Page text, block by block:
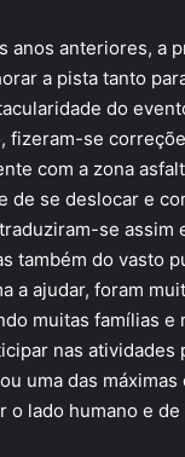
anos anteriores, a
a pista tanto
do
fizeram-se
com a zona
de se deslocar e
se assim
também do vasto
a ajudar, foram
muitas famílias
nas
uma das
o lado humano e